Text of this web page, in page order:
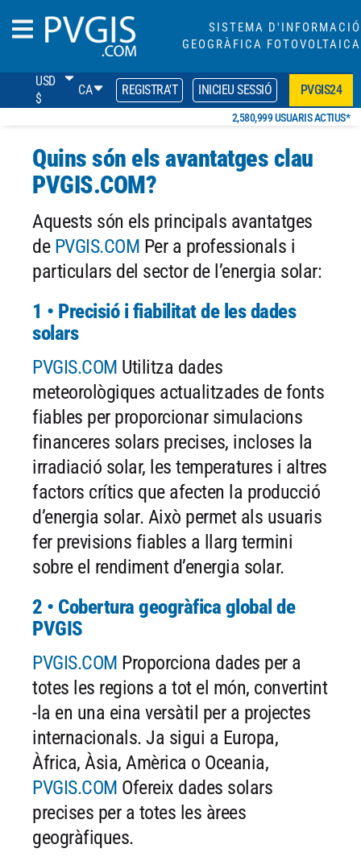
SISTEMA D'INFORMACIÓ
GEOGRÀFICA FOTOVOLTAICA
USD
$
CA REGISTRA'T INICIEU SESSIÓ PVGIS24
2,580,999 USUARIS ACTIUS*
Quins són els avantatges clau
PVGIS.COM?
Aquests són els principals avantatges
de PVGIS.COM Per a professionals i
particulars del sector de l’energia solar:
1 • Precisió i fiabilitat de les dades
solars
PVGIS.COM Utilitza dades
meteorològiques actualitzades de fonts
fiables per proporcionar simulacions
financeres solars precises, incloses la
irradiació solar, les temperatures i altres
factors crítics que afecten la producció
d’energia solar. Això permet als usuaris
fer previsions fiables a llarg termini
sobre el rendiment d’energia solar.
2 • Cobertura geogràfica global de
PVGIS
PVGIS.COM Proporciona dades per a
totes les regions a tot el món, convertint
-la en una eina versàtil per a projectes
internacionals. Ja sigui a Europa,
Àfrica, Àsia, Amèrica o Oceania,
PVGIS.COM Ofereix dades solars
precises per a totes les àrees
geogràfiques.